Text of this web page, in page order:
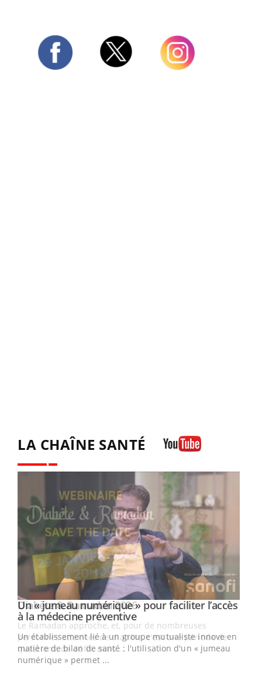
LA CHAÎNE SANTÉ
Youtube
Un « jumeau numérique » pour faciliter l’accès
à la médecine préventiveYoutube
Un établissement lié à un groupe mutualiste innove en
matière de bilan de santé : l'utilisation d'un « jumeau
numérique » permet ...